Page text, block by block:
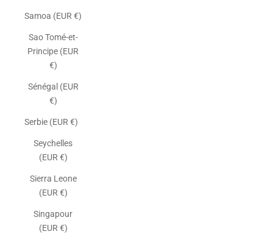
Samoa (EUR €)
Sao Tomé-et-
Principe (EUR
€)
Sénégal (EUR
€)
Serbie (EUR €)
Seychelles
(EUR €)
Sierra Leone
(EUR €)
Singapour
(EUR €)